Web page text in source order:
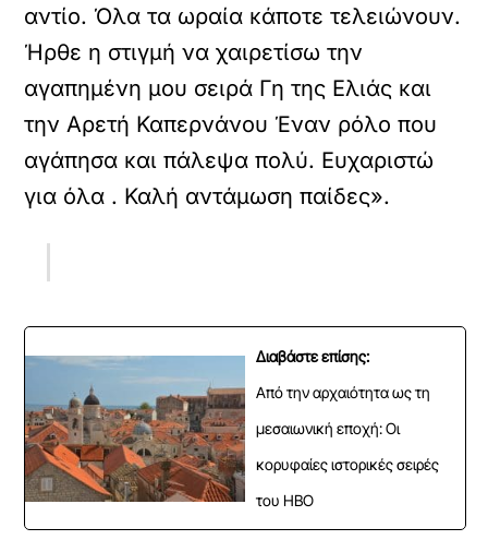
αντίο. Όλα τα ωραία κάποτε τελειώνουν.
Ήρθε η στιγμή να χαιρετίσω την
αγαπημένη μου σειρά Γη της Ελιάς και
την Αρετή Καπερνάνου Έναν ρόλο που
αγάπησα και πάλεψα πολύ. Ευχαριστώ
για όλα . Καλή αντάμωση παίδες».
Διαβάστε επίσης:
Από την αρχαιότητα ως τη
μεσαιωνική εποχή: Οι
κορυφαίες ιστορικές σειρές
του HBO